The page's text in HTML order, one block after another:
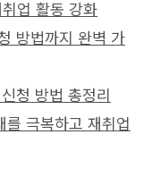
업 활동 강화
방법까지 완벽 가
청 방법 총정리
를 극복하고 재취업